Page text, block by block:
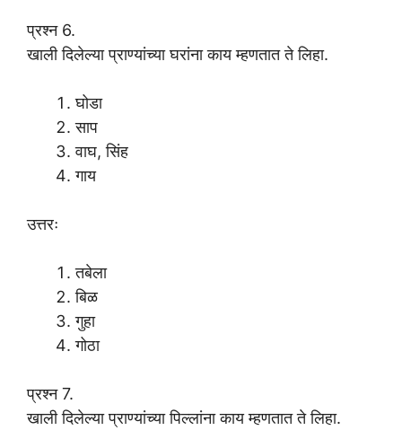
प्रश्न 6.
खाली दिलेल्या प्राण्यांच्या घरांना काय म्हणतात ते लिहा.
घोडा
साप
वाघ, सिंह
गाय
उत्तरः
तबेला
बिळ
गुहा
गोठा
प्रश्न 7.
खाली दिलेल्या प्राण्यांच्या पिल्लांना काय म्हणतात ते लिहा.